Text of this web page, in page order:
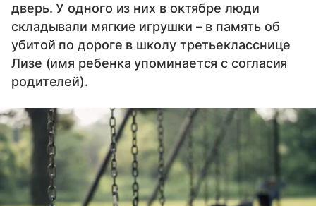
дверь. У одного из них в октябре люди
складывали мягкие игрушки – в память об
убитой по дороге в школу третьекласснице
Лизе (имя ребенка упоминается с согласия
родителей).